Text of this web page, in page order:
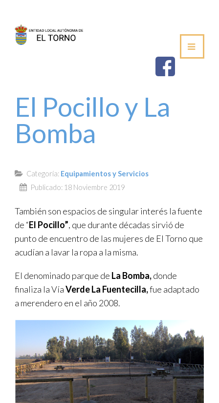
SALUDA DEL ALCALDE
CORPORACIÓN MUNICIPAL
PLENOS DE LA JUNTA VECINAL
PERFIL DE CONTRATANTE
El Pocillo y La
Bomba
Categoría: Equipamientos y Servicios
Publicado: 18 Noviembre 2019
También son espacios de singular interés la fuente
de “El Pocillo”, que durante décadas sirvió de
punto de encuentro de las mujeres de El Torno que
acudían a lavar la ropa a la misma.
El denominado parque de La Bomba,donde
finaliza la VíaVerde La Fuentecilla,fue adaptado
a merendero en el año 2008.